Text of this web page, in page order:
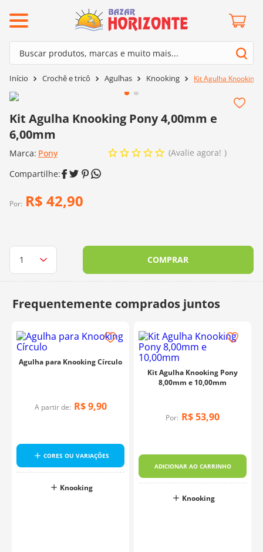
Buscar produtos, marcas e muito mais...
Crochê e tricô Agulhas Knooking Kit Agulha Knooking
Kit Agulha Knooking Pony 4,00mm e
6,00mm
Marca: Pony Avalie agora!
Por: R$ 42,90
COMPRAR
Agulha para Knooking Círculo
A partir de: R$ 9,90
CORES OU VARIAÇÕES
Knooking
Kit Agulha Knooking Pony
8,00mm e 10,00mm
Por: R$53,90
ADICIONAR AO CARRINHO
Knooking
Termos mais buscados
3º kit amigurumi
4º agulha crochê
5º fio amigurumi
9
10º charme
mais buscados
barroco
mollet
kit amigurumi
agulha crochê
fio amigurumi
euroroma
charme